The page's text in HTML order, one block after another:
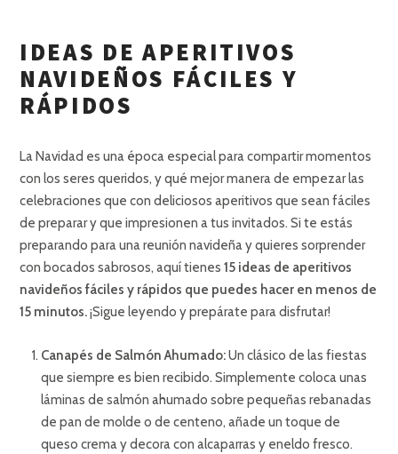
IDEAS DE APERITIVOS
NAVIDEÑOS FÁCILES Y
RÁPIDOS
La Navidad es una época especial para compartir momentos
con los seres queridos, y qué mejor manera de empezar las
celebraciones que con deliciosos aperitivos que sean fáciles
de preparar y que impresionen a tus invitados. Si te estás
preparando para una reunión navideña y quieres sorprender
con bocados sabrosos, aquí tienes 15 ideas de aperitivos
navideños fáciles y rápidos que puedes hacer en menos de
15 minutos.¡Sigue leyendo y prepárate para disfrutar!
Canapés de Salmón Ahumado:Un clásico de las fiestas
que siempre es bien recibido. Simplemente coloca unas
láminas de salmón ahumado sobre pequeñas rebanadas
de pan de molde o de centeno, añade un toque de
queso crema y decora con alcaparras y eneldo fresco.